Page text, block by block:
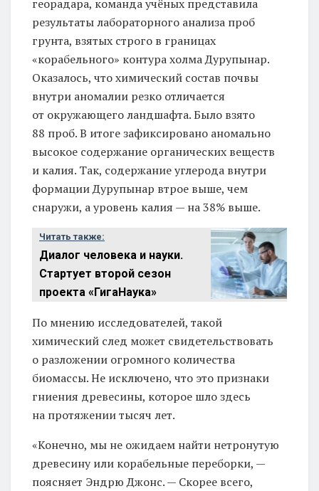
георадара, команда учёных представила
результаты лабораторного анализа проб
грунта, взятых строго в границах
«корабельного» контура холма Дурупынар.
Оказалось, что химический состав почвы
внутри аномалии резко отличается
от окружающего ландшафта. Было взято
88 проб. В итоге зафиксировано аномально
высокое содержание органических веществ
и калия. Так, содержание углерода внутри
формации Дурупынар втрое выше, чем
снаружи, а уровень калия — на 38% выше.
Читать также:
Диалог человека и науки.
Стартует второй сезон
проекта «ГигаНаука»
По мнению исследователей, такой
химический след может свидетельствовать
о разложении огромного количества
биомассы. Не исключено, что это признаки
гниения древесины, которое шло здесь
на протяжении тысяч лет.
«Конечно, мы не ожидаем найти нетронутую
древесину или корабельные переборки, —
поясняет Эндрю Джонс. — Скорее всего,